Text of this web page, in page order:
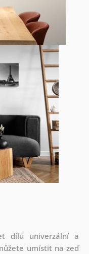
dílů univerzální a
umístit na zeď